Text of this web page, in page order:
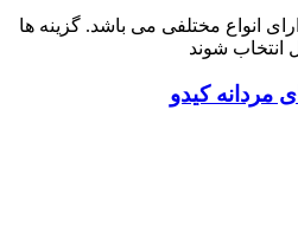
انواع مختلفی می باشد. گزینه ها
شوند
مردانه کیدو